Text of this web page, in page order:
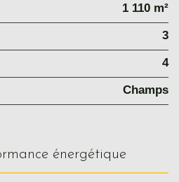
1 110 m²
3
4
Champs
énergétique